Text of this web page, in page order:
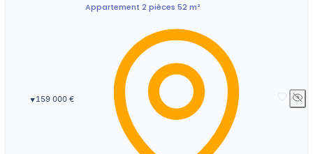
▼ 159 000 €
Appartement 2 pièces 52 m²